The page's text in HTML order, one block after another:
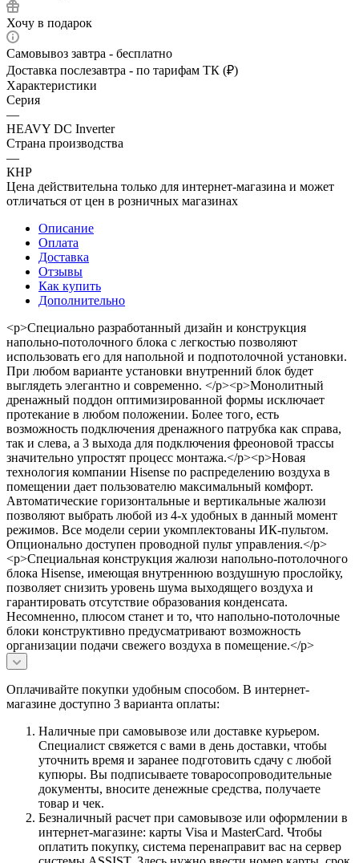
Хочу в подарок
Самовывоз завтра - бесплатно
Доставка послезавтра - по тарифам ТК (₽)
Характеристики
Серия
—
HEAVY DC Inverter
Страна производства
—
КНР
Цена действительна только для интернет-магазина и может
отличаться от цен в розничных магазинах
Описание
Оплата
Доставка
Отзывы
Как купить
Дополнительно
<p>Специально разработанный дизайн и конструкция
напольно-потолочного блока с легкостью позволяют
использовать его для напольной и подпотолочной установки.
При любом варианте установки внутренний блок будет
выглядеть элегантно и современно. </p><p>Монолитный
дренажный поддон оптимизированной формы исключает
протекание в любом положении. Более того, есть
возможность подключения дренажного патрубка как справа,
так и слева, а 3 выхода для подключения фреоновой трассы
значительно упростят процесс монтажа.</p><p>Новая
технология компании Hisense по распределению воздуха в
помещении дает пользователю максимальный комфорт.
Автоматические горизонтальные и вертикальные жалюзи
позволяют выбрать любой из 4-х удобных в данный момент
режимов. Все модели серии укомплектованы ИК-пультом.
Опционально доступен проводной пульт управления.</p>
<p>Специальная конструкция жалюзи напольно-потолочного
блока Hisense, имеющая внутреннюю воздушную прослойку,
позволяет снизить уровень шума выходящего воздуха и
гарантировать отсутствие образования конденсата.
Несомненно, плюсом станет и то, что напольно-потолочные
блоки конструктивно предусматривают возможность
организации подачи свежего воздуха в помещение.</p>
Оплачивайте покупки удобным способом. В интернет-
магазине доступно 3 варианта оплаты:
Наличные при самовывозе или доставке курьером.
Специалист свяжется с вами в день доставки, чтобы
уточнить время и заранее подготовить сдачу с любой
купюры. Вы подписываете товаросопроводительные
документы, вносите денежные средства, получаете
товар и чек.
Безналичный расчет при самовывозе или оформлении в
интернет-магазине: карты Visa и MasterCard. Чтобы
оплатить покупку, система перенаправит вас на сервер